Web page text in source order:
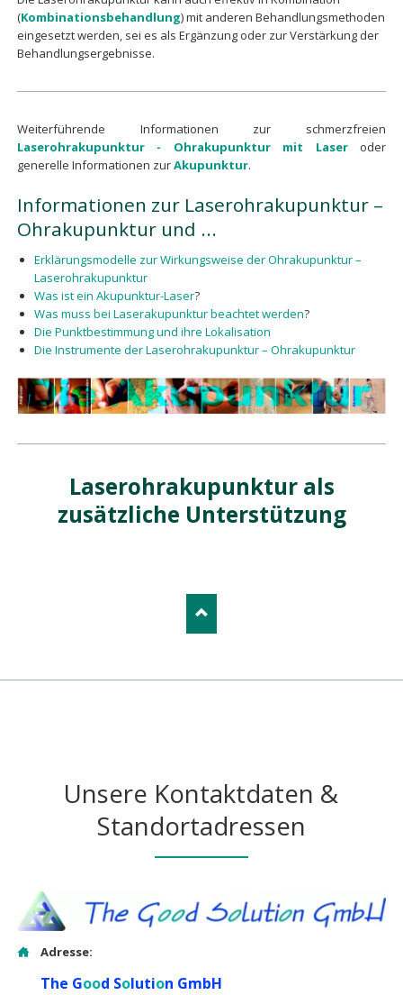
(Kombinationsbehandlung) mit anderen Behandlungsmethoden
eingesetzt werden, sei es als Ergänzung oder zur Verstärkung der
Behandlungsergebnisse.
Weiterführende Informationen zur schmerzfreien
Laserohrakupunktur - Ohrakupunktur mit Laseroder
generelle Informationen zurAkupunktur.
Informationen zur Laserohrakupunktur –
Ohrakupunktur und ...
Erklärungsmodelle zur Wirkungsweise der Ohrakupunktur –
Laserohrakupunktur
Was ist ein Akupunktur-Laser?
Was muss bei Laserakupunktur beachtet werden?
Die Punktbestimmung und ihre Lokalisation
Die Instrumente der Laserohrakupunktur – Ohrakupunktur
Laserohrakupunktur als
zusätzliche Unterstützung
Unsere Kontaktdaten &
Standortadressen
Adresse:
The Good Solution GmbH